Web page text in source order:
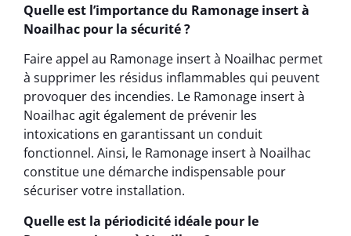
Quelle est l’importance du Ramonage insert à
Noailhac pour la sécurité ?
Faire appel au Ramonage insert à Noailhac permet
à supprimer les résidus inflammables qui peuvent
provoquer des incendies. Le Ramonage insert à
Noailhac agit également de prévenir les
intoxications en garantissant un conduit
fonctionnel. Ainsi, le Ramonage insert à Noailhac
constitue une démarche indispensable pour
sécuriser votre installation.
Quelle est la périodicité idéale pour le